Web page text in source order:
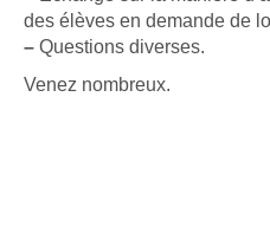
des élèves en demande de
– Questions diverses.
Venez nombreux.